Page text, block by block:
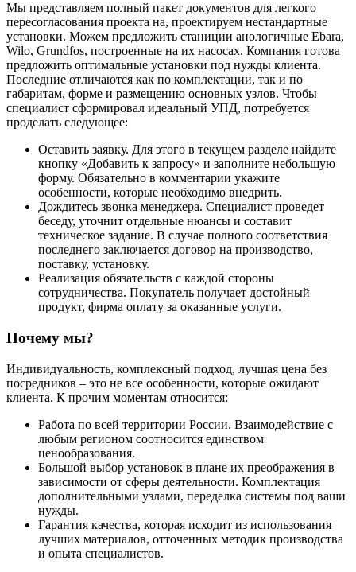
Мы представляем полный пакет документов для легкого
пересогласования проекта на, проектируем нестандартные
установки. Можем предложить станиции анологичные Ebara,
Wilo, Grundfos, построенные на их насосах. Компания готова
предложить оптимальные установки под нужды клиента.
Последние отличаются как по комплектации, так и по
габаритам, форме и размещению основных узлов. Чтобы
специалист сформировал идеальный УПД, потребуется
проделать следующее:
Оставить заявку. Для этого в текущем разделе найдите
кнопку «Добавить к запросу» и заполните небольшую
форму. Обязательно в комментарии укажите
особенности, которые необходимо внедрить.
Дождитесь звонка менеджера. Специалист проведет
беседу, уточнит отдельные нюансы и составит
техническое задание. В случае полного соответствия
последнего заключается договор на производство,
поставку, установку.
Реализация обязательств с каждой стороны
сотрудничества. Покупатель получает достойный
продукт, фирма оплату за оказанные услуги.
Почему мы?
Индивидуальность, комплексный подход, лучшая цена без
посредников – это не все особенности, которые ожидают
клиента. К прочим моментам относится:
Работа по всей территории России. Взаимодействие с
любым регионом соотносится единством
ценообразования.
Большой выбор установок в плане их преображения в
зависимости от сферы деятельности. Комплектация
дополнительными узлами, переделка системы под ваши
нужды.
Гарантия качества, которая исходит из использования
лучших материалов, отточенных методик производства
и опыта специалистов.